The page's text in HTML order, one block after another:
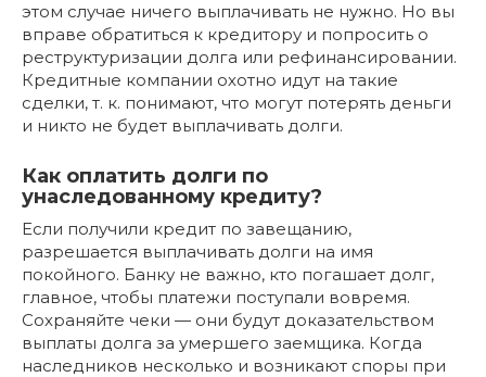
этом случае ничего выплачивать не нужно. Но вы
вправе обратиться к кредитору и попросить о
реструктуризации долга или рефинансировании.
Кредитные компании охотно идут на такие
сделки, т. к. понимают, что могут потерять деньги
и никто не будет выплачивать долги.
Как оплатить долги по
унаследованному кредиту?
Если получили кредит по завещанию,
разрешается выплачивать долги на имя
покойного. Банку не важно, кто погашает долг,
главное, чтобы платежи поступали вовремя.
Сохраняйте чеки — они будут доказательством
выплаты долга за умершего заемщика. Когда
наследников несколько и возникают споры при